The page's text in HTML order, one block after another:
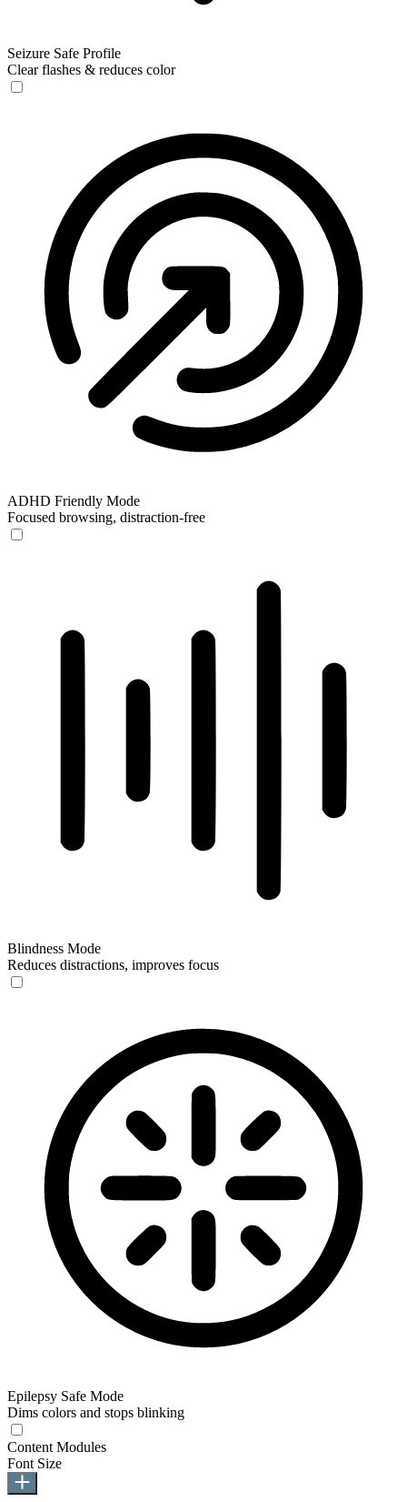
Seizure Safe Profile
Clear flashes & reduces color
ADHD Friendly Mode
Focused browsing, distraction-free
Blindness Mode
Reduces distractions, improves focus
Epilepsy Safe Mode
Dims colors and stops blinking
Content Modules
Font Size